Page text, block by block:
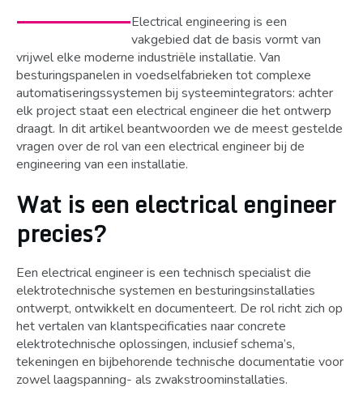
Electrical engineering is een
vakgebied dat de basis vormt van
vrijwel elke moderne industriële installatie. Van
besturingspanelen in voedselfabrieken tot complexe
automatiseringssystemen bij systeemintegrators: achter
elk project staat een electrical engineer die het ontwerp
draagt. In dit artikel beantwoorden we de meest gestelde
vragen over de rol van een electrical engineer bij de
engineering van een installatie.
Wat is een electrical engineer
precies?
Een electrical engineer is een technisch specialist die
elektrotechnische systemen en besturingsinstallaties
ontwerpt, ontwikkelt en documenteert. De rol richt zich op
het vertalen van klantspecificaties naar concrete
elektrotechnische oplossingen, inclusief schema’s,
tekeningen en bijbehorende technische documentatie voor
zowel laagspanning- als zwakstroominstallaties.